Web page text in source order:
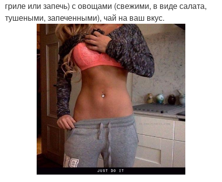
гриле или запечь) с овощами (свежими, в виде салата,
тушеными, запеченными), чай на ваш вкус.